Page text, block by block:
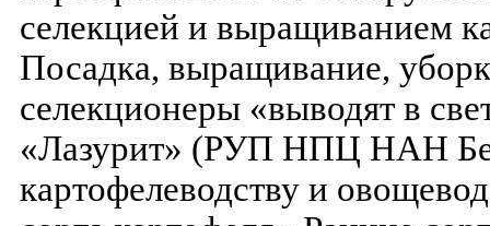
селекцией и выращиванием
Посадка, выращивание,
селекционеры «выводят в
«Лазурит» (РУП НПЦ НАН
картофелеводству и